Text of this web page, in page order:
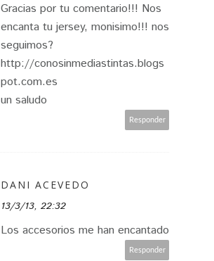
Gracias por tu comentario!!! Nos
encanta tu jersey, monisimo!!! nos
seguimos?
http://conosinmediastintas.blogs
pot.com.es
un saludo
Responder
DANI ACEVEDO
13/3/13, 22:32
Los accesorios me han encantado
Responder